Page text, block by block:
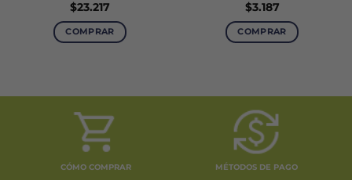
$23.217
COMPRAR
$3.187
COMPRAR
CÓMO COMPRAR MÉTODOS DE PAGO